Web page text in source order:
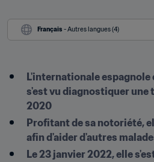
Français - Autres langues (4)
L'internationale
s'est vu diagnostiquer une
2020
Profitant de sa notoriété,
afin d'aider d'autres
Le 23 janvier 2022, elle